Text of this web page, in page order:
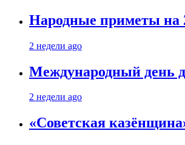
Народные приметы на
2 недели ago
Международный день
2 недели ago
«Советская